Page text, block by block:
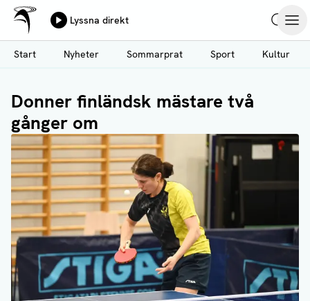
Hoppa
till
huvudinnehåll
Ålands Radio & TV
Lyssna direkt
Start
Nyheter Sommarprat Sport Kultur
Donner finländsk mästare två
gånger om